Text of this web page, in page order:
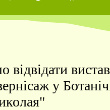
відвідати
у